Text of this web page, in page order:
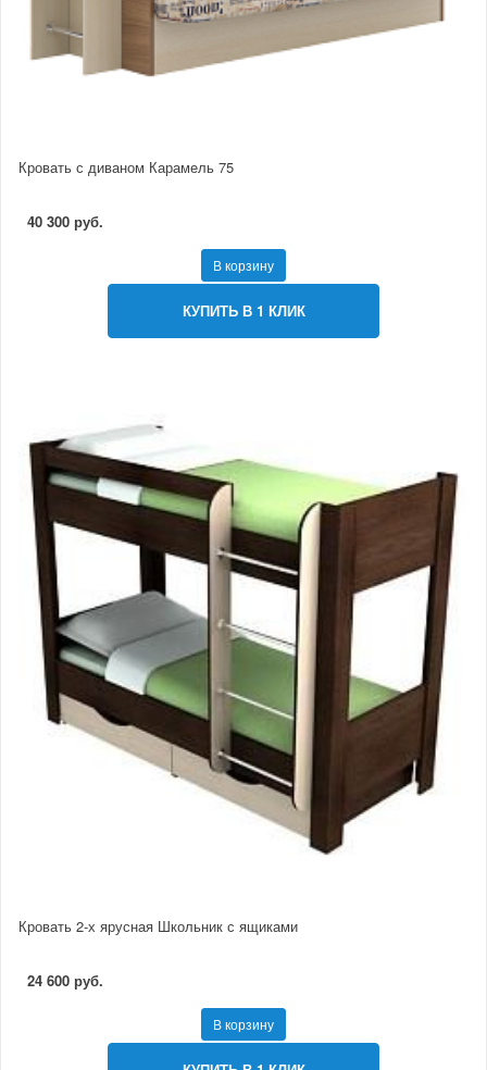
Кровать с диваном Карамель 75
40 300 руб.
В корзину
КУПИТЬ В 1 КЛИК
Кровать 2-х ярусная Школьник с ящиками
24 600 руб.
В корзину